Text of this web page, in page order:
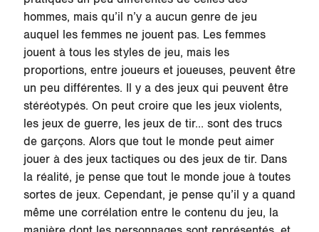
hommes, mais qu’il n’y a aucun genre de jeu
auquel les femmes ne jouent pas. Les femmes
jouent à tous les styles de jeu, mais les
proportions, entre joueurs et joueuses, peuvent être
un peu différentes. Il y a des jeux qui peuvent être
stéréotypés. On peut croire que les jeux violents,
les jeux de guerre, les jeux de tir… sont des trucs
de garçons. Alors que tout le monde peut aimer
jouer à des jeux tactiques ou des jeux de tir. Dans
la réalité, je pense que tout le monde joue à toutes
sortes de jeux. Cependant, je pense qu’il y a quand
même une corrélation entre le contenu du jeu, la